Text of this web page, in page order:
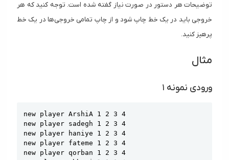
توضیحات هر دستور در صورت نیاز گفته شده است. توجه کنید که هر
خروجی باید در یک خط چاپ شود و از چاپ تمامی خروجی‌ها در یک خط
پرهیز کنید.
مثال
ورودی نمونه ۱
new player ArshiA 1 2 3 4
new player sadegh 1 2 3 4
new player haniye 1 2 3 4
new player fateme 1 2 3 4
new player qorban 1 2 3 4